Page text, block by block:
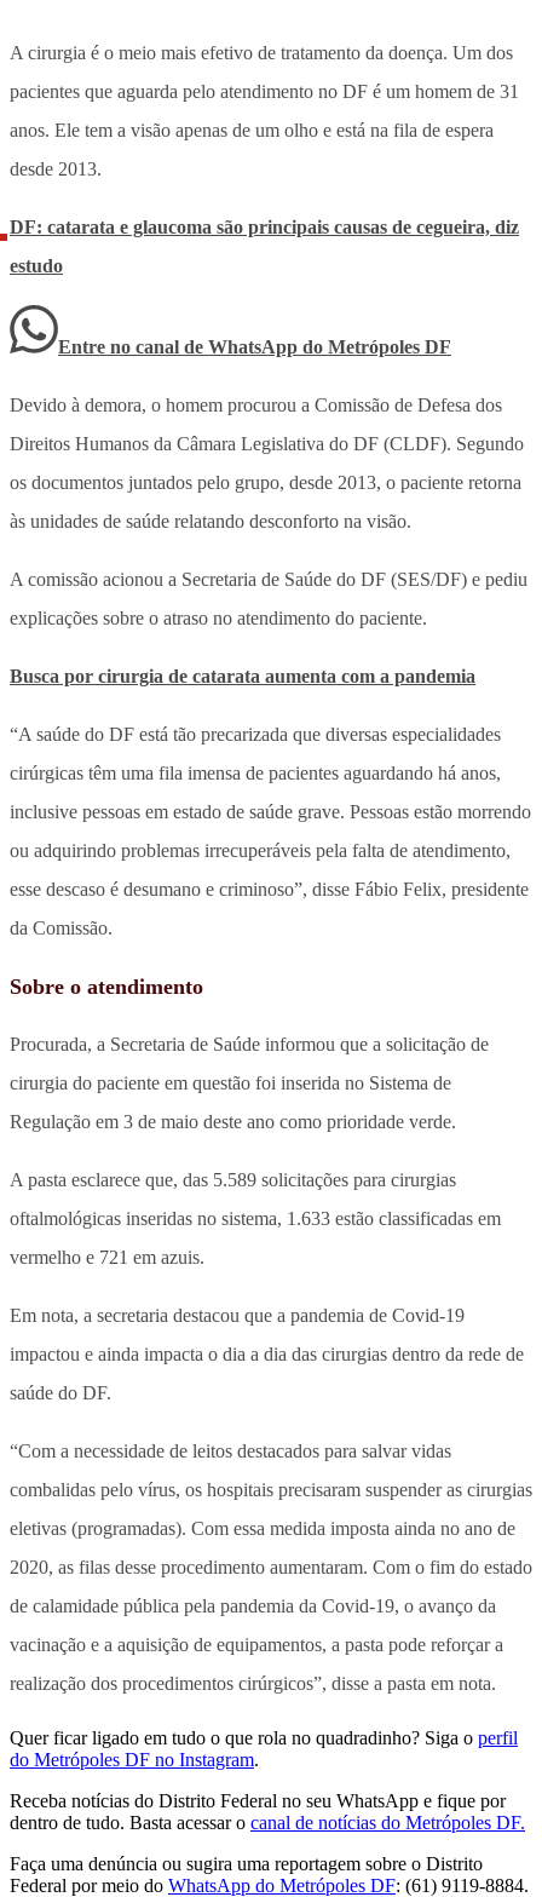
A cirurgia é o meio mais efetivo de tratamento da doença. Um dos
pacientes que aguarda pelo atendimento no DF é um homem de 31
anos. Ele tem a visão apenas de um olho e está na fila de espera
desde 2013.
DF: catarata e glaucoma são principais causas de cegueira, diz
estudo
Entre no canal de WhatsApp do Metrópoles DF
Devido à demora, o homem procurou a Comissão de Defesa dos
Direitos Humanos da Câmara Legislativa do DF (CLDF). Segundo
os documentos juntados pelo grupo, desde 2013, o paciente retorna
às unidades de saúde relatando desconforto na visão.
A comissão acionou a Secretaria de Saúde do DF (SES/DF) e pediu
explicações sobre o atraso no atendimento do paciente.
Busca por cirurgia de catarata aumenta com a pandemia
“A saúde do DF está tão precarizada que diversas especialidades
cirúrgicas têm uma fila imensa de pacientes aguardando há anos,
inclusive pessoas em estado de saúde grave. Pessoas estão morrendo
ou adquirindo problemas irrecuperáveis pela falta de atendimento,
esse descaso é desumano e criminoso”, disse Fábio Felix, presidente
da Comissão.
Sobre o atendimento
Procurada, a Secretaria de Saúde informou que a solicitação de
cirurgia do paciente em questão foi inserida no Sistema de
Regulação em 3 de maio deste ano como prioridade verde.
A pasta esclarece que, das 5.589 solicitações para cirurgias
oftalmológicas inseridas no sistema, 1.633 estão classificadas em
vermelho e 721 em azuis.
Em nota, a secretaria destacou que a pandemia de Covid-19
impactou e ainda impacta o dia a dia das cirurgias dentro da rede de
saúde do DF.
“Com a necessidade de leitos destacados para salvar vidas
combalidas pelo vírus, os hospitais precisaram suspender as cirurgias
eletivas (programadas). Com essa medida imposta ainda no ano de
2020, as filas desse procedimento aumentaram. Com o fim do estado
de calamidade pública pela pandemia da Covid-19, o avanço da
vacinação e a aquisição de equipamentos, a pasta pode reforçar a
realização dos procedimentos cirúrgicos”, disse a pasta em nota.
Quer ficar ligado em tudo o que rola no quadradinho? Siga o perfil
do Metrópoles DF no Instagram.
Receba notícias do Distrito Federal no seu WhatsApp e fique por
dentro de tudo. Basta acessar o canal de notícias do Metrópoles DF.
Faça uma denúncia ou sugira uma reportagem sobre o Distrito
Federal por meio do WhatsApp do Metrópoles DF: (61) 9119-8884.